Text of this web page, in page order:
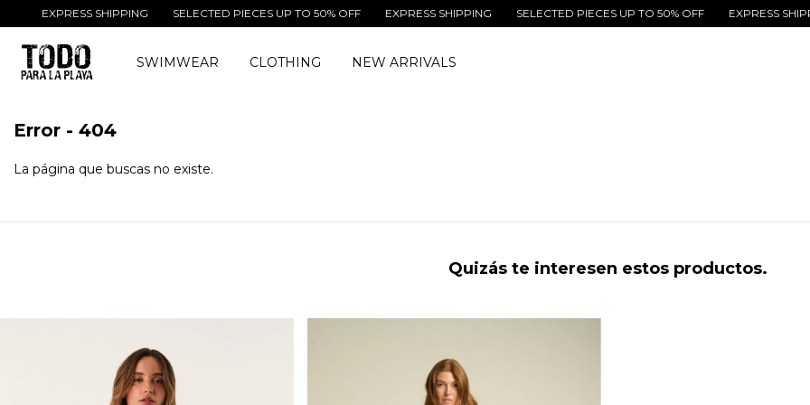
EXPRESS SHIPPING SELECTED PIECES UP TO 50% OFF EXPRESS SHIPPING SELECTED PIECES UP TO 50% OFF EXPRESS
SWIMWEAR CLOTHING NEW ARRIVALS
Error - 404
La página que buscas no existe.
Quizás te interesen estos productos.